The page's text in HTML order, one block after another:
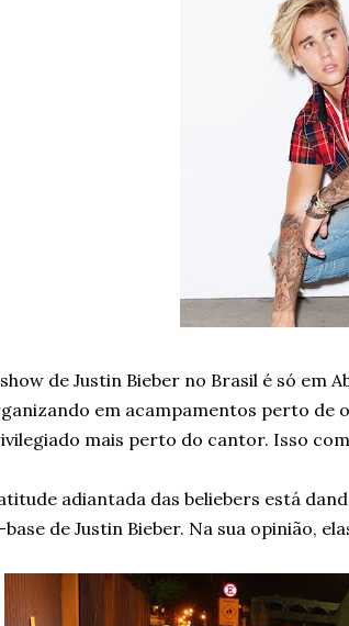
de Justin Bieber no Brasil é só em
em acampamentos perto de
mais perto do cantor. Isso
adiantada das beliebers está
de Justin Bieber. Na sua opinião,